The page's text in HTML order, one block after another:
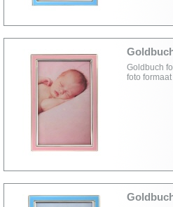
Goldbuch
foto